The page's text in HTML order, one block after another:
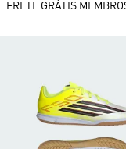
FRETE GRÁTIS